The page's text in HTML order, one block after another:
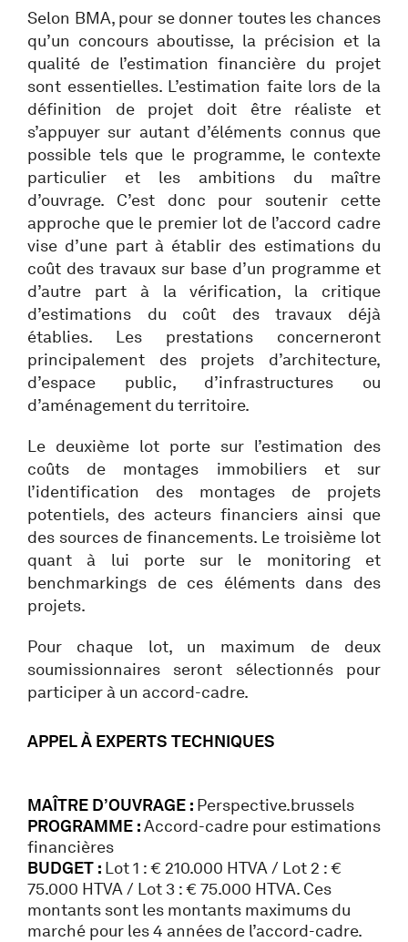
Selon BMA, pour se donner toutes les chances
qu’un concours aboutisse, la précision et la
qualité de l’estimation financière du projet
sont essentielles. L’estimation faite lors de la
définition de projet doit être réaliste et
s’appuyer sur autant d’éléments connus que
possible tels que le programme, le contexte
particulier et les ambitions du maître
d’ouvrage. C’est donc pour soutenir cette
approche que le premier lot de l’accord cadre
vise d’une part à établir des estimations du
coût des travaux sur base d’un programme et
d’autre part à la vérification, la critique
d’estimations du coût des travaux déjà
établies. Les prestations concerneront
principalement des projets d’architecture,
d’espace public, d’infrastructures ou
d’aménagement du territoire.
Le deuxième lot porte sur l’estimation des
coûts de montages immobiliers et sur
l’identification des montages de projets
potentiels, des acteurs financiers ainsi que
des sources de financements. Le troisième lot
quant à lui porte sur le monitoring et
benchmarkings de ces éléments dans des
projets.
Pour chaque lot, un maximum de deux
soumissionnaires seront sélectionnés pour
participer à un accord-cadre.
APPEL À EXPERTS TECHNIQUES
MAÎTRE D’OUVRAGE : Perspective.brussels
PROGRAMME :Accord-cadre pour estimations
financières
BUDGET : Lot 1 : € 210.000 HTVA / Lot 2 : €
75.000 HTVA / Lot 3 : € 75.000 HTVA. Ces
montants sont les montants maximums du
marché pour les 4 années de l’accord-cadre.